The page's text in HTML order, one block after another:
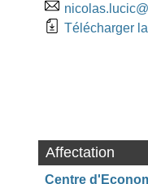
Télécharger
Affectation
Centre